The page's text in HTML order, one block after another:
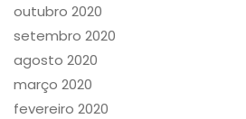
outubro 2020
setembro 2020
agosto 2020
março 2020
fevereiro 2020